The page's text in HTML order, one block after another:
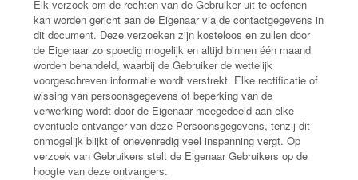
Elk verzoek om de rechten van de Gebruiker uit te oefenen
kan worden gericht aan de Eigenaar via de contactgegevens in
dit document. Deze verzoeken zijn kosteloos en zullen door
de Eigenaar zo spoedig mogelijk en altijd binnen één maand
worden behandeld, waarbij de Gebruiker de wettelijk
voorgeschreven informatie wordt verstrekt. Elke rectificatie of
wissing van persoonsgegevens of beperking van de
verwerking wordt door de Eigenaar meegedeeld aan elke
eventuele ontvanger van deze Persoonsgegevens, tenzij dit
onmogelijk blijkt of onevenredig veel inspanning vergt. Op
verzoek van Gebruikers stelt de Eigenaar Gebruikers op de
hoogte van deze ontvangers.